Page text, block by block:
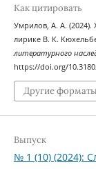
Как цитировать
Умрилов, А. А.
лирике В. К.
литературного
https://doi.org/
Другие
Выпуск
№ 1 (10) (2024):